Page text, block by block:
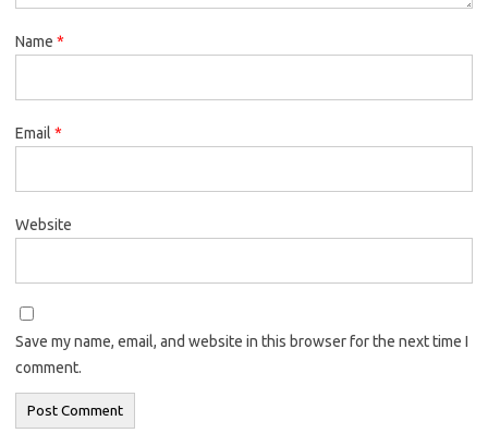
Name *
Email *
Website
Save my name, email, and website in this browser for the next time I
comment.